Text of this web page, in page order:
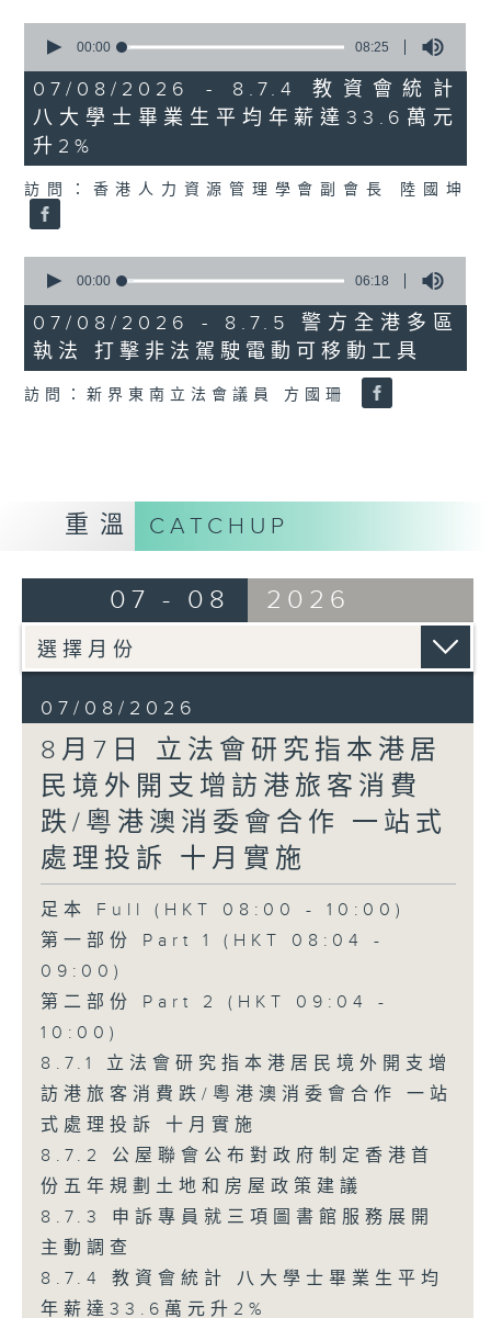
seconds
8
minutes,
25
seconds
00:00 08:25
07/08/2026 - 8.7.4 教資會統計
八大學士畢業生平均年薪達33.6萬元
升2%
訪問：香港人力資源管理學會副會長 陸國坤
seconds
6
minutes,
18
seconds
00:00 06:18
07/08/2026 - 8.7.5 警方全港多區
執法 打擊非法駕駛電動可移動工具
訪問：新界東南立法會議員 方國珊
重溫 CATCHUP
07 - 08 2026
07/08/2026
8月7日 立法會研究指本港居
民境外開支增訪港旅客消費
跌/粵港澳消委會合作 一站式
處理投訴 十月實施
足本 Full (HKT 08:00 - 10:00)
第一部份 Part 1 (HKT 08:04 -
09:00)
第二部份 Part 2 (HKT 09:04 -
10:00)
8.7.1 立法會研究指本港居民境外開支增
訪港旅客消費跌/粵港澳消委會合作 一站
式處理投訴 十月實施
8.7.2 公屋聯會公布對政府制定香港首
份五年規劃土地和房屋政策建議
8.7.3 申訴專員就三項圖書館服務展開
主動調查
8.7.4 教資會統計 八大學士畢業生平均
年薪達33.6萬元升2%